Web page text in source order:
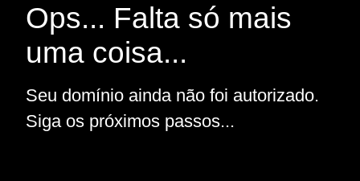
Ops... Falta só mais
uma coisa...
Seu domínio ainda não foi autorizado.
Siga os próximos passos...